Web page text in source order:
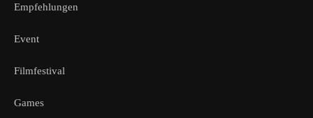
Empfehlungen
Event
Filmfestival
Games